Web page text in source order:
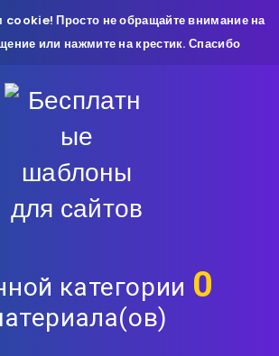
Просто не обращайте внимание на
или нажмите на крестик. Спасибо
категории 0